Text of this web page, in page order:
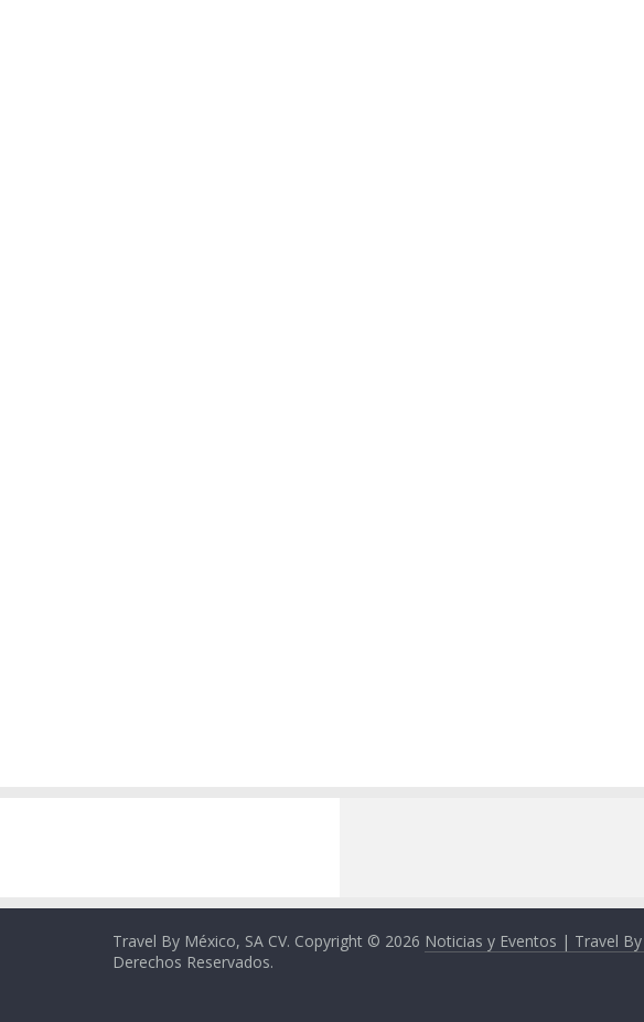
Travel By México, SA CV. Copyright © 2026 Noticias y Eventos | Travel
Derechos Reservados.